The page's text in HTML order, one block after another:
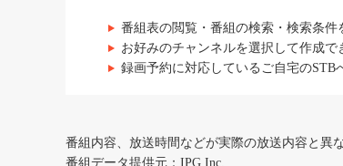
番組表の閲覧・番組の検索・検索条件
お好みのチャンネルを選択して作成で
録画予約に対応しているご自宅のSTB
番組内容、放送時間などが実際の放送内容と異
番組データ提供元：IPG Inc.